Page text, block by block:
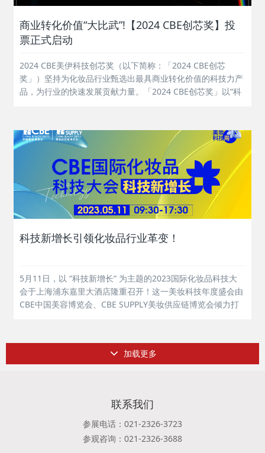
商业转化价值“大比武”!【2024 CBE创芯奖】投
票正式启动
2024 CBE美伊科技创芯奖（以下简称：「2024 CBE创芯
奖」）坚持为化妆品行业甄选出最具商业转化价值的科技力产
品，为行业的快速发展贡献力量。「2024 CBE创芯奖」以“科
审，从行业趋...
科技新增长引领化妆品行业革变！
5月11日，以 “科技新增长“ 为主题的2023国际化妆品科技大
会于上海浦东嘉里大酒店隆重召开！这一美妆科技年度盛会由
CBE中国美容博览会、CBE SUPPLY美妆供应链博览会倾力打
家洞察市场...
加载更多
联系我们
参展电话：021-2326-3723
参观咨询：021-2326-3688